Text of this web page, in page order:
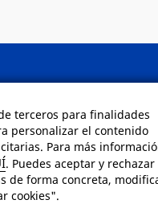
terceros para finalidades
personalizar el contenido
Para más
. Puedes aceptar y rechazar
de forma concreta,
cookies".
un email a
o bien
nuestro formulario